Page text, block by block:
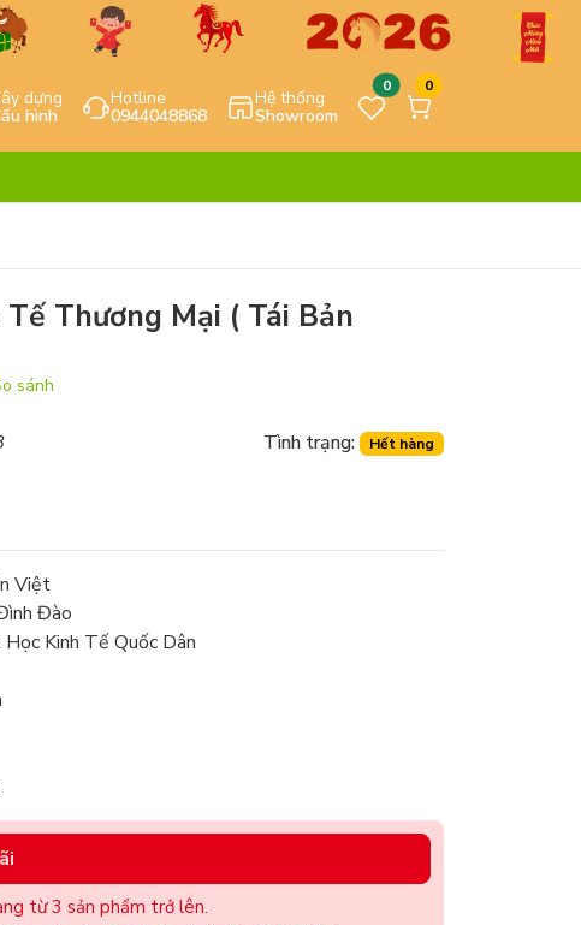
dựng
hình
Hotline
0944048868
Hệ thống
Showroom
0 0
Thương Mại ( Tái Bản
sánh
Tình trạng: Hết hàng
Việt
Đào
Kinh Tế Quốc Dân
từ 3 sản phẩm trở lên.